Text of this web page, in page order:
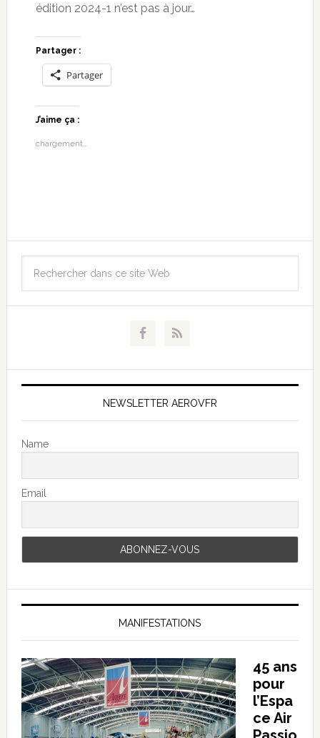
édition 2024-1 n’est pas à jour…
Partager :
Partager
J’aime ça :
chargement…
NEWSLETTER AEROVFR
Name
Email
MANIFESTATIONS
45 ans
pour
l’Espa
ce Air